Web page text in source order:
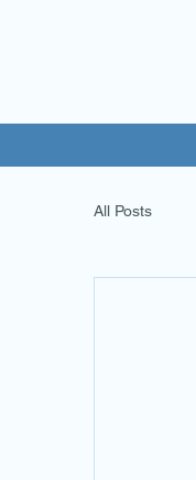
All Posts